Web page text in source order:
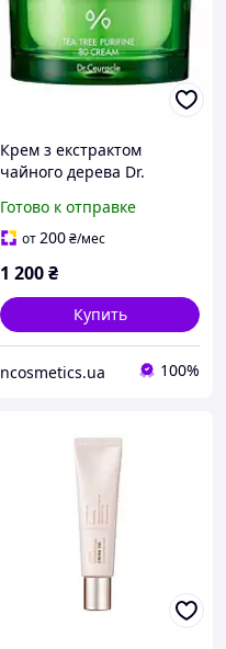
Крем з екстрактом
чайного дерева Dr.
Cream, 50 г
Готово к отправке
от200₴/мес
1 200₴
Купить
ncosmetics.ua 100%